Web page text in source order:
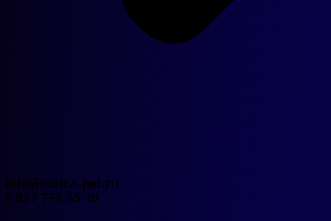
Новости
Дилерам
О компании
info@mitra-pol.ru
8 927 775 55 39